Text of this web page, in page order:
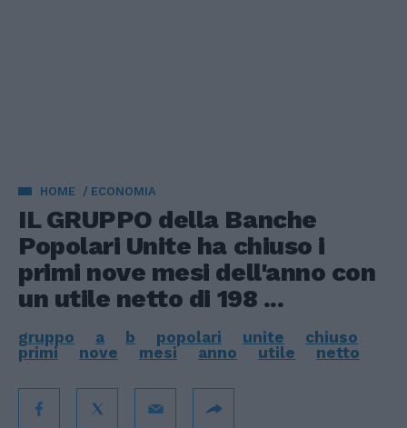
HOME ECONOMIA
IL GRUPPO della Banche
Popolari Unite ha chiuso i
primi nove mesi dell'anno con
un utile netto di 198 ...
gruppo a b popolari unite
chiuso
primi
nove mesi anno utile netto